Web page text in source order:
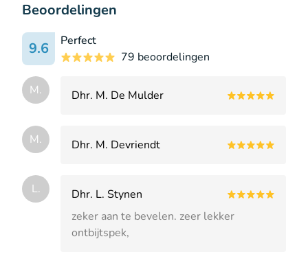
Beoordelingen
9.6
Perfect
79 beoordelingen
M. Dhr. M. De Mulder
M. Dhr. M. Devriendt
L.
Dhr. L. Stynen
zeker aan te bevelen. zeer lekker
ontbijtspek,